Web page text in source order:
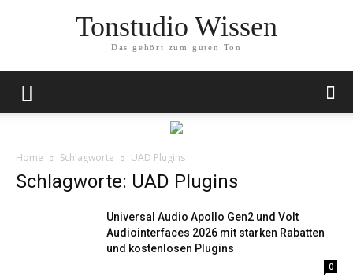
Tonstudio Wissen
Das gehört zum guten Ton
Home Schlagworte UAD Plugins
Schlagworte: UAD Plugins
Universal Audio Apollo Gen2 und Volt
Audiointerfaces 2026 mit starken Rabatten
und kostenlosen Plugins
0